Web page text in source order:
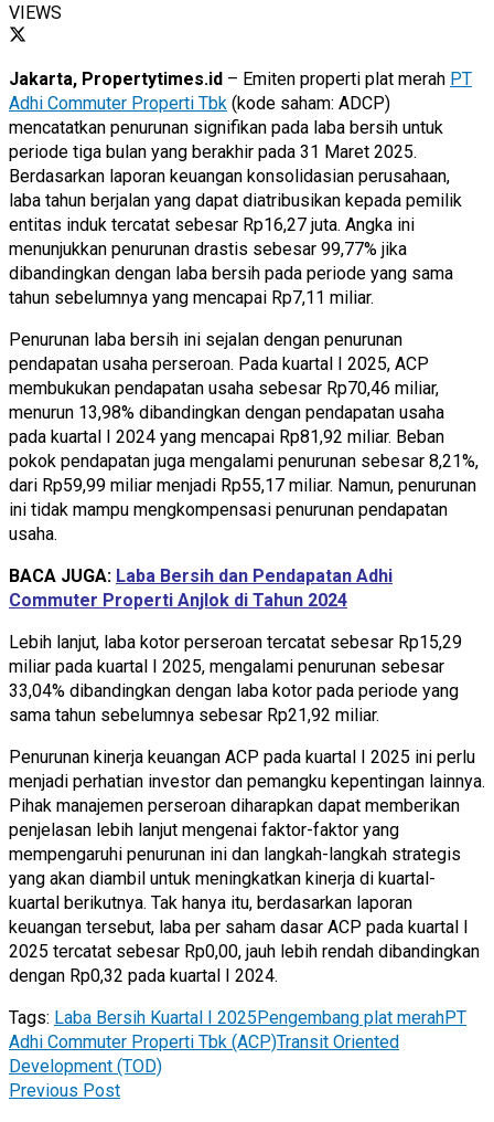
VIEWS
Jakarta, Propertytimes.id – Emiten properti plat merah PT
Adhi Commuter Properti Tbk (kode saham: ADCP)
mencatatkan penurunan signifikan pada laba bersih untuk
periode tiga bulan yang berakhir pada 31 Maret 2025.
Berdasarkan laporan keuangan konsolidasian perusahaan,
laba tahun berjalan yang dapat diatribusikan kepada pemilik
entitas induk tercatat sebesar Rp16,27 juta. Angka ini
menunjukkan penurunan drastis sebesar 99,77% jika
dibandingkan dengan laba bersih pada periode yang sama
tahun sebelumnya yang mencapai Rp7,11 miliar.
Penurunan laba bersih ini sejalan dengan penurunan
pendapatan usaha perseroan. Pada kuartal I 2025, ACP
membukukan pendapatan usaha sebesar Rp70,46 miliar,
menurun 13,98% dibandingkan dengan pendapatan usaha
pada kuartal I 2024 yang mencapai Rp81,92 miliar. Beban
pokok pendapatan juga mengalami penurunan sebesar 8,21%,
dari Rp59,99 miliar menjadi Rp55,17 miliar. Namun, penurunan
ini tidak mampu mengkompensasi penurunan pendapatan
usaha.
BACA JUGA: Laba Bersih dan Pendapatan Adhi
Commuter Properti Anjlok di Tahun 2024
Lebih lanjut, laba kotor perseroan tercatat sebesar Rp15,29
miliar pada kuartal I 2025, mengalami penurunan sebesar
33,04% dibandingkan dengan laba kotor pada periode yang
sama tahun sebelumnya sebesar Rp21,92 miliar.
Penurunan kinerja keuangan ACP pada kuartal I 2025 ini perlu
menjadi perhatian investor dan pemangku kepentingan lainnya.
Pihak manajemen perseroan diharapkan dapat memberikan
penjelasan lebih lanjut mengenai faktor-faktor yang
mempengaruhi penurunan ini dan langkah-langkah strategis
yang akan diambil untuk meningkatkan kinerja di kuartal-
kuartal berikutnya. Tak hanya itu, berdasarkan laporan
keuangan tersebut, laba per saham dasar ACP pada kuartal I
2025 tercatat sebesar Rp0,00, jauh lebih rendah dibandingkan
dengan Rp0,32 pada kuartal I 2024.
Tags: Laba Bersih Kuartal I 2025Pengembang plat merahPT
Adhi Commuter Properti Tbk (ACP)Transit Oriented
Development (TOD)
Previous Post